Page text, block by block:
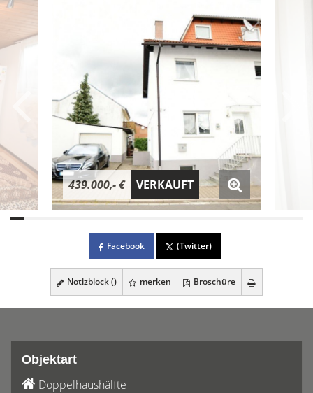
439.000,- € VERKAUFT
Facebook (Twitter)
Notizblock () merken Broschüre
Objektart
Doppelhaushälfte